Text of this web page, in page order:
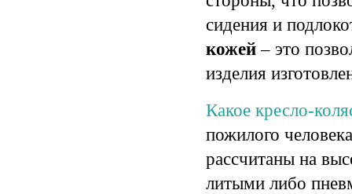
сидения и
кожей – это
изделия
Какое кресло-
пожилого
рассчитаны на
литыми либо